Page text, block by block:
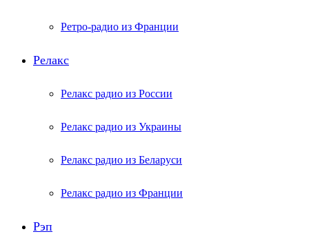
Ретро-радио из Франции
Релакс
Релакс радио из России
Релакс радио из Украины
Релакс радио из Беларуси
Релакс радио из Франции
Рэп